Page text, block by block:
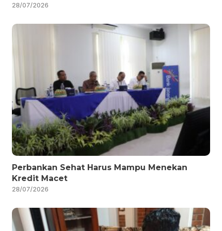
28/07/2026
Perbankan Sehat Harus Mampu Menekan
Kredit Macet
28/07/2026